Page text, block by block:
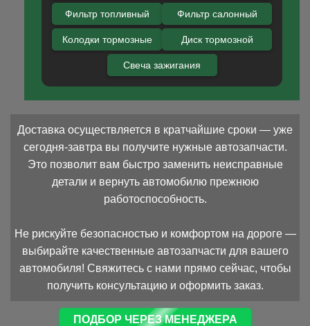
Фильтр топливный Фильтр салонный
Колодки тормозные Диск тормозной
Свеча зажигания
Доставка осуществляется в кратчайшие сроки — уже
сегодня-завтра вы получите нужные автозапчасти.
Это позволит вам быстро заменить неисправные
детали и вернуть автомобилю прежнюю
работоспособность.
Не рискуйте безопасностью и комфортом на дороге —
выбирайте качественные автозапчасти для вашего
автомобиля! Свяжитесь с нами прямо сейчас, чтобы
получить консультацию и оформить заказ.
ПОДБОР ЧЕРЕЗ МЕНЕДЖЕРА